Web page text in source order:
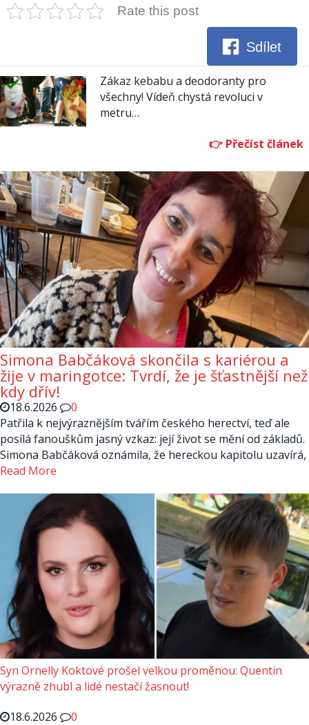
Rate this post
Sdílet
Zákaz kebabu a deodoranty pro
všechny! Vídeň chystá revoluci v
metru…
Simona Babčáková skončila s kariérou a
žije v maringotce: Tvrdí, že je šťastnější než
kdy dřív!
18.6.2026
0
Patřila k nejvýraznějším tvářím českého herectví, teď ale
posílá fanouškům jasný vzkaz: její život se mění od základů.
Simona Babčáková oznámila, že hereckou kapitolu uzavírá,
Read More
Syn Ornelly Koktové prošel velkou proměnou: Quentin
výrazně zhubl a lidé nestačí žasnout!
18.6.2026
0